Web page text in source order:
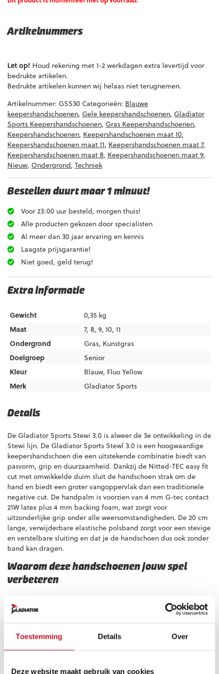
Toestemming Details Over
Deze website maakt gebruik van cookies
Artikelnummers
Let op! Houd rekening met 1-2 werkdagen extra levertijd voor
bedrukte artikelen.
Bedrukte artikelen kunnen wij helaas niet terugnemen.
Artikelnummer: GSS30 Categorieën: Blauwe
keepershandschoenen, Gele keepershandschoenen, Gladiator
Sports Keepershandschoenen, Gras Keepershandschoenen,
Keepershandschoenen, Keepershandschoenen maat 10,
Keepershandschoenen maat 11, Keepershandschoenen maat 7,
Keepershandschoenen maat 8, Keepershandschoenen maat 9,
Nieuw, Ondergrond, Techniek
Bestellen duurt maar 1 minuut!
Voor 23:00 uur besteld, morgen thuis!
Alle producten gekozen door specialisten
Al meer dan 30 jaar ervaring en kennis
Laagste prijsgarantie!
Niet goed, geld terug!
Extra informatie
Gewicht
0,35 kg
Maat
7, 8, 9, 10, 11
Ondergrond
Gras, Kunstgras
Doelgroep
Senior
Kleur
Blauw, Fluo Yellow
Merk
Gladiator Sports
Details
De Gladiator Sports Stewi 3.0 is alweer de 3e ontwikkeling in de
Stewi lijn. De Gladiator Sports Stewl 3.0 is een hoogwaardige
keepershandschoen die een uitstekende combinatie biedt van
pasvorm, grip en duurzaamheid. Dankzij de Nitted-TEC easy fit
cut met omwikkelde duim sluit de handschoen strak om de
hand en biedt een groter vangoppervlak dan een traditionele
negative cut. De handpalm is voorzien van 4 mm G-tec contact
21W latex plus 4 mm backing foam, wat zorgt voor
uitzonderlijke grip onder alle weersomstandigheden. De 20 cm
lange, verwijderbare elastische polsband zorgt voor een stevige
en verstelbare sluiting en dat je de handschoen dus ook zonder
band kan dragen.
Waarom deze handschoenen jouw spel
verbeteren
• Nitted-TEC easy fit cut voor een strakke pasvorm en groter
vangoppervlak
schokabsorptie
• Neopreen backhand
• 20 cm lange verwijderbare elastische polsband